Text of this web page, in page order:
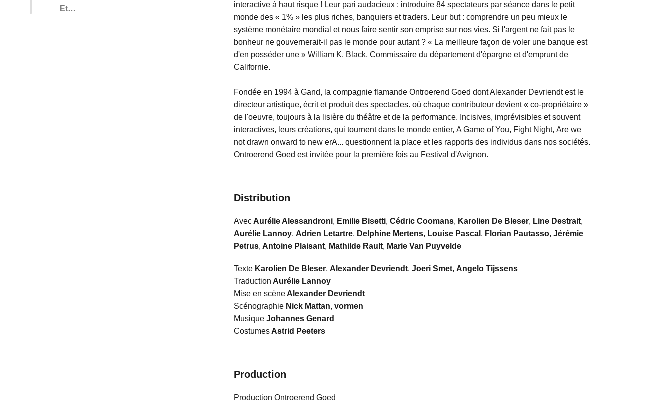
Et…
interactive à haut risque ! Leur pari audacieux : introduire 84 spectateurs par séance dans le petit
monde des « 1% » les plus riches, banquiers et traders. Leur but : comprendre un peu mieux le
système monétaire mondial et nous faire sentir son emprise sur nos vies. Si l'argent ne fait pas le
bonheur ne gouvernerait-il pas le monde pour autant ? « La meilleure façon de voler une banque est
d'en posséder une » William K. Black, Commissaire du département d'épargne et d'emprunt de
Californie.
Fondée en 1994 à Gand, la compagnie flamande Ontroerend Goed dont Alexander Devriendt est le
directeur artistique, écrit et produit des spectacles. où chaque contributeur devient « co-propriétaire »
de l'oeuvre, toujours à la lisière du théâtre et de la performance. Incisives, imprévisibles et souvent
interactives, leurs créations, qui tournent dans le monde entier, A Game of You, Fight Night, Are we
not drawn onward to new erA... questionnent la place et les rapports des individus dans nos sociétés.
Ontroerend Goed est invitée pour la première fois au Festival d'Avignon.
Distribution
AvecAurélie Alessandroni, Emilie Bisetti, Cédric Coomans, Karolien De Bleser, Line Destrait,
Aurélie Lannoy, Adrien Letartre, Delphine Mertens, Louise Pascal , Florian Pautasso, Jérémie
Petrus, Antoine Plaisant, Mathilde Rault, Marie Van Puyvelde
Texte Karolien De Bleser, Alexander Devriendt, Joeri Smet, Angelo Tijssens
Traduction Aurélie Lannoy
Mise en scèneAlexander Devriendt
Scénographie Nick Mattan, vormen
Musique Johannes Genard
CostumesAstrid Peeters
Production
Production Ontroerend Goed